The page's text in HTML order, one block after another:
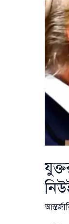
ছাড়লেন
মার্কিন
ভাইস
জেডি
ভ্যান্স